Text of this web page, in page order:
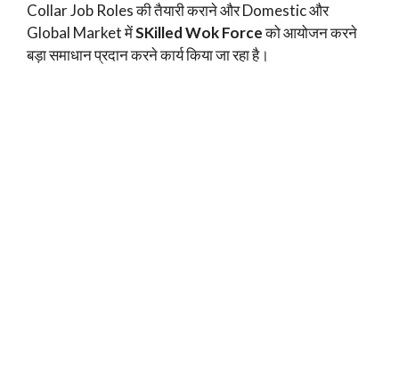
Collar Job Roles की तैयारी कराने और Domestic और
Global Market मेंSKilled Wok Forceको आयोजन करने
बड़ा समाधान प्रदान करने कार्य किया जा रहा है।